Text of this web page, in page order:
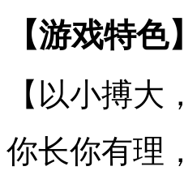
【游戏特色】
【以小搏
你长你有理